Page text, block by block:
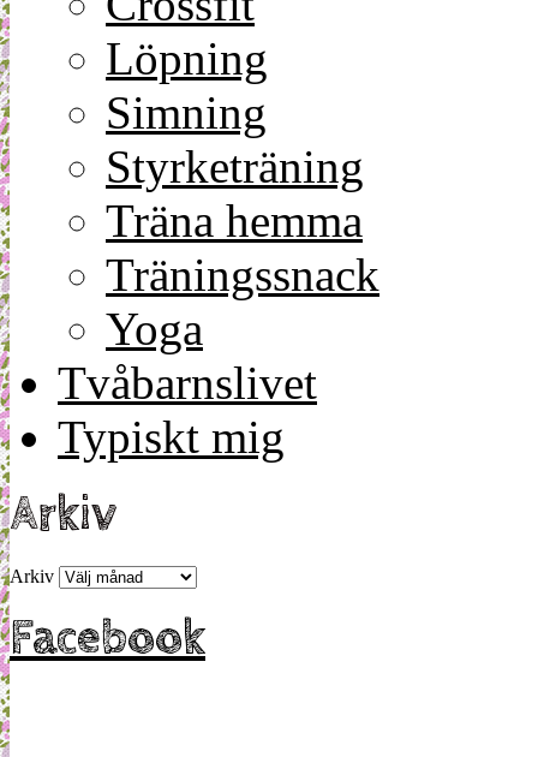
Löpning
Simning
Styrketräning
Träna hemma
Träningssnack
Yoga
Tvåbarnslivet
Typiskt mig
Arkiv
Arkiv
Facebook